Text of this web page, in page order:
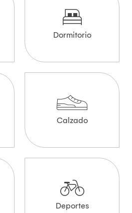
Dormitorio
Calzado
Deportes